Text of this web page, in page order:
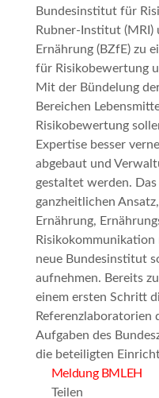
Bundesinstitut für
Rubner-Institut (MRI)
Ernährung (BZfE) zu
für Risikobewertung
Mit der Bündelung
Bereichen
Risikobewertung
Expertise besser
abgebaut und
gestaltet werden.
ganzheitlichen
Ernährung,
neue Bundesinstitut
aufnehmen. Bereits
einem ersten Schritt
Referenzlaboratorien
Aufgaben des
die beteiligten
Meldung BMLEH
Teilen